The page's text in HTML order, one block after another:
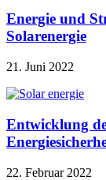
Energie und
Solarenergie
21. Juni 2022
Entwicklung
22. Februar 2022